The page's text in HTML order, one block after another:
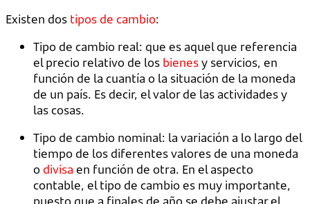
Existen dos tipos de cambio:
Tipo de cambio real: que es aquel que referencia
el precio relativo de los bienesy servicios, en
función de la cuantía o la situación de la moneda
de un país. Es decir, el valor de las actividades y
las cosas.
Tipo de cambio nominal: la variación a lo largo del
tiempo de los diferentes valores de una moneda
o divisa en función de otra. En el aspecto
contable, el tipo de cambio es muy importante,